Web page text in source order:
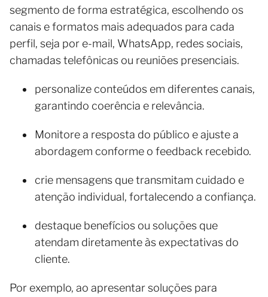
segmento de forma estratégica, escolhendo os
canais e formatos mais adequados para cada
perfil, seja por e-mail, WhatsApp, redes sociais,
chamadas telefônicas ou reuniões presenciais.
personalize conteúdos em diferentes canais,
garantindo coerência e relevância.
Monitore a resposta do público e ajuste a
abordagem conforme o feedback recebido.
crie mensagens que transmitam cuidado e
atenção individual, fortalecendo a confiança.
destaque benefícios ou soluções que
atendam diretamente às expectativas do
cliente.
Por exemplo, ao apresentar soluções para